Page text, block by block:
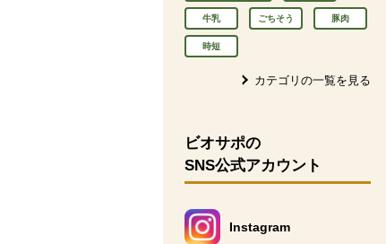
牛乳 ごちそう 豚肉
時短
カテゴリの一覧を見る
ビオサポの
SNS公式アカウント
Instagram
別のウィンドウで開きます。